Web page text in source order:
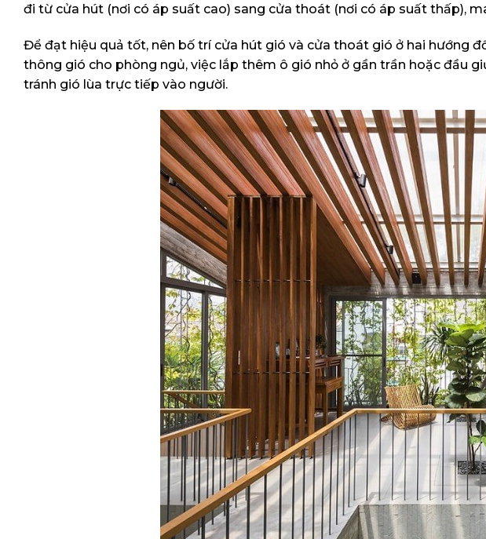
đi từ cửa hút (nơi có áp suất cao) sang cửa thoát (nơi có áp suất thấp),
Để đạt hiệu quả tốt, nên bố trí cửa hút gió và cửa thoát gió ở hai hướng
thông gió cho phòng ngủ, việc lắp thêm ô gió nhỏ ở gần trần hoặc đầu
tránh gió lùa trực tiếp vào người.